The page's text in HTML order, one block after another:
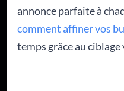
annonce parfaite à
comment affiner vos
temps grâce au